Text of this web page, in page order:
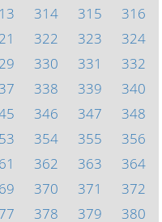
314 315
316
322 323
324
330 331
332
338 339
340
346 347
348
354 355
356
362 363
364
370 371
372
378 379 380